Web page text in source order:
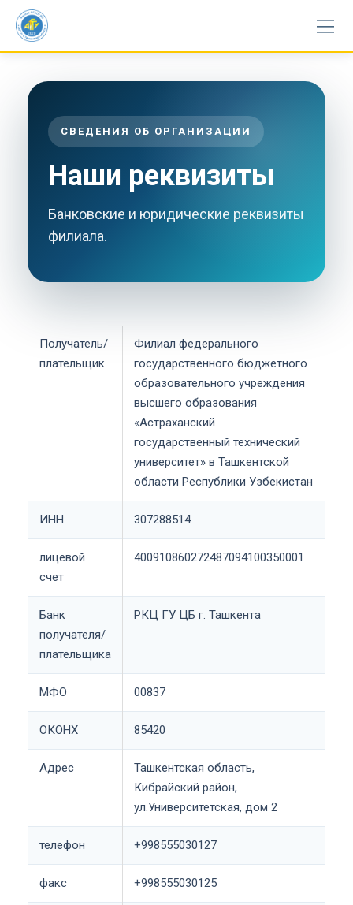
content
СВЕДЕНИЯ ОБ ОРГАНИЗАЦИИ
Наши реквизиты
Банковские и юридические реквизиты
филиала.
Получатель/
плательщик
Филиал федерального
государственного бюджетного
образовательного учреждения
высшего образования
«Астраханский
государственный технический
университет» в Ташкентской
области Республики Узбекистан
ИНН 307288514
лицевой
счет
400910860272487094100350001
Банк
получателя/
плательщика
РКЦ ГУ ЦБ г. Ташкента
МФО 00837
ОКОНХ 85420
Адрес
Ташкентская область,
Кибрайский район,
ул.Университетская, дом 2
телефон +998555030127
факс +998555030125